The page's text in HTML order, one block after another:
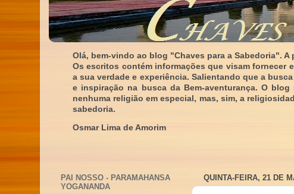
Olá, bem-vindo ao blog "Chaves para a Sabedoria".
Os escritos contém informações que visam fornecer
a sua verdade e experiência. Salientando que a
e inspiração na busca da Bem-aventurança. O
nenhuma religião em especial, mas, sim, a
sabedoria.
Osmar Lima de Amorim
QUINTA-FEIRA, 21 DE
PAI NOSSO - PARAMAHANSA
YOGANANDA